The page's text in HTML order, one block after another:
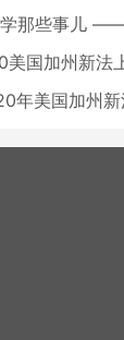
那些事儿 —— 探秘加
国加州新法
年美国加州新